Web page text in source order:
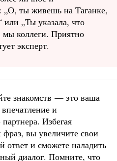
„О, ты живешь на Таганке,
„Ты указала, что
мы коллеги. Приятно
эксперт.
знакомств — это ваша
и
Избегая
вы увеличите свои
и сможете наладить
диалог. Помните, что